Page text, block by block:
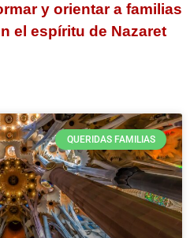
y orientar a familias
el espíritu de Nazaret
QUERIDAS FAMILIAS